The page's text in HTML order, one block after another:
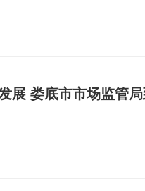
展 娄底市市场监管